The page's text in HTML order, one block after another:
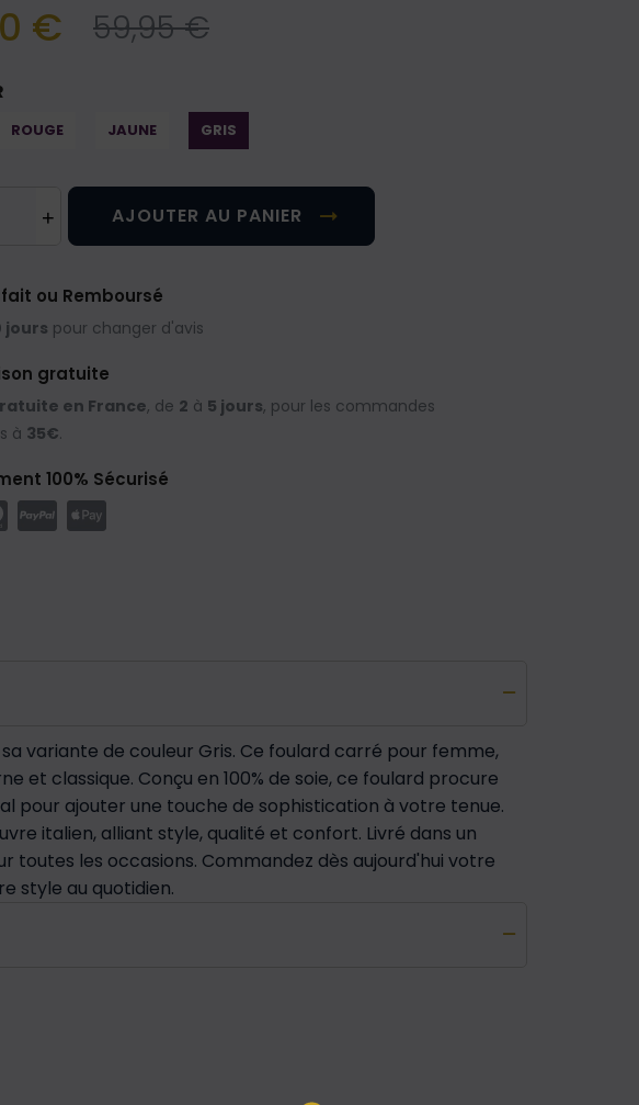
€ 59,95 €
ROUGE JAUNE GRIS
AJOUTER AU PANIER
ou Remboursé
jours pour changer d'avis
gratuite
en France, de 2 à 5 jours, pour les commandes
à 35€.
100% Sécurisé
variante de couleur Gris. Ce foulard carré pour femme,
et classique. Conçu en 100% de soie, ce foulard procure
pour ajouter une touche de sophistication à votre tenue.
italien, alliant style, qualité et confort. Livré dans un
les occasions. Commandez dès aujourd'hui votre
style au quotidien.